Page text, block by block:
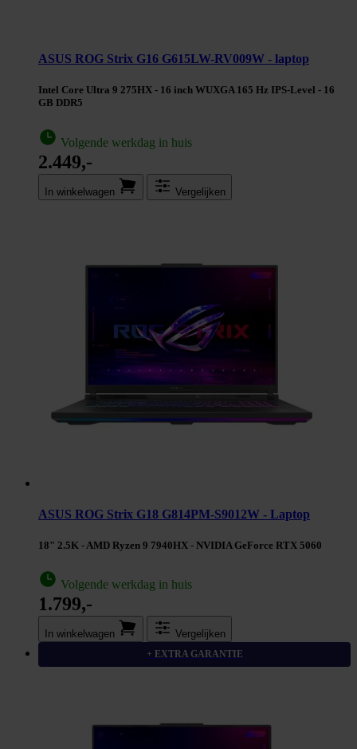
ASUS ROG Strix G16 G615LW-RV009W - laptop
Intel Core Ultra 9 275HX - 16 inch WUXGA 165 Hz IPS-Level - 16
GB DDR5
Volgende werkdag in huis
2.449,-
In winkel­wagen Vergelijken
ASUS ROG Strix G18 G814PM-S9012W - Laptop
18" 2.5K - AMD Ryzen 9 7940HX - NVIDIA GeForce RTX 5060
Volgende werkdag in huis
1.799,-
In winkel­wagen Vergelijken
+ EXTRA GARANTIE